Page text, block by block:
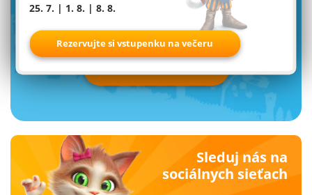
newsletter od Familyparku
Sleduj nás na
sociálnych sieťach
25. 7. | 1. 8. | 8. 8.
Rezervujte si vstupenku na večeru